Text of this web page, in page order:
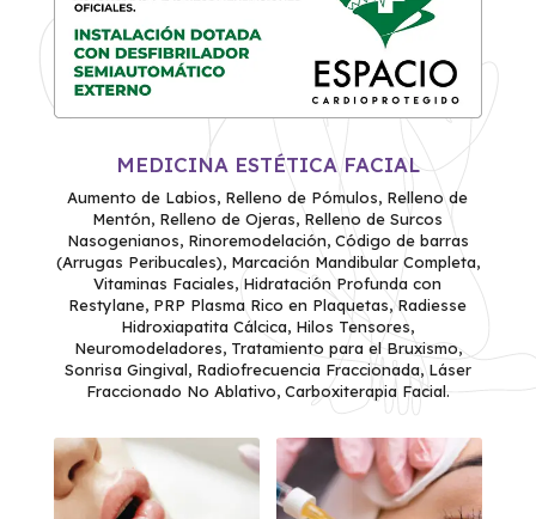
MEDICINA ESTÉTICA FACIAL
Aumento de Labios, Relleno de Pómulos, Relleno de
Mentón, Relleno de Ojeras, Relleno de Surcos
Nasogenianos, Rinoremodelación, Código de barras
(Arrugas Peribucales), Marcación Mandibular Completa,
Vitaminas Faciales, Hidratación Profunda con
Restylane, PRP Plasma Rico en Plaquetas, Radiesse
Hidroxiapatita Cálcica, Hilos Tensores,
Neuromodeladores, Tratamiento para el Bruxismo,
Sonrisa Gingival, Radiofrecuencia Fraccionada, Láser
Fraccionado No Ablativo, Carboxiterapia Facial.